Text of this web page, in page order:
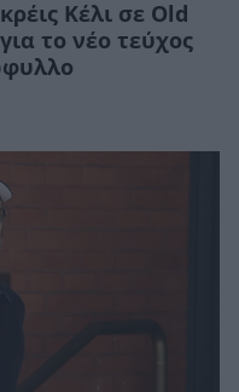
Κέλι σε Οld
το νέο τεύχος